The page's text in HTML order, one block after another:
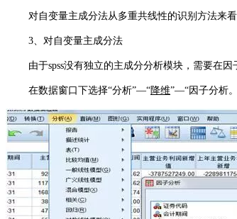
对自变量主成分法从多重共线性的识别方法来
3、对自变量主成分法
由于spss没有独立的主成分分析模块，需要在
在数据窗口下选择“分析”—“降维”—“因子分析。